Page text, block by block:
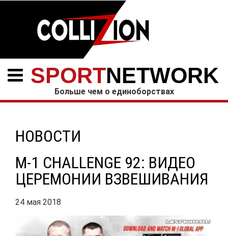
SPORTNETWORK
Больше чем о единоборствах
НОВОСТИ
M-1 CHALLENGE 92: ВИДЕО
ЦЕРЕМОНИИ ВЗВЕШИВАНИЯ
24 мая 2018